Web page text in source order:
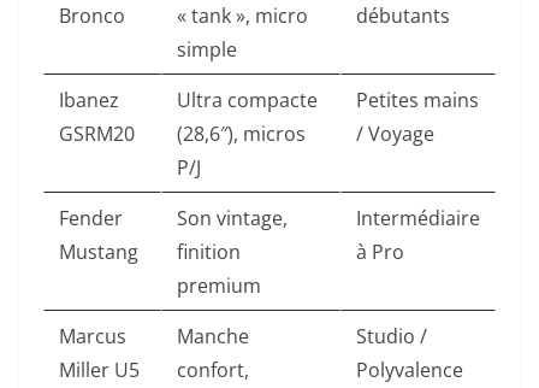
Bronco
« tank », micro
simple
débutants
Ibanez
GSRM20
Ultra compacte
(28,6″), micros
P/J
Petites mains
/ Voyage
Fender
Mustang
Son vintage,
finition
premium
Intermédiaire
à Pro
Marcus
Miller U5
Manche
confort,
Studio /
Polyvalence